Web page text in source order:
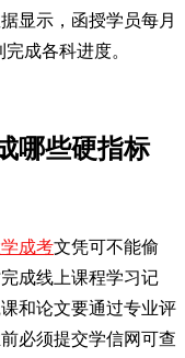
显示，函授学员每月
成各科进度。
哪些硬指标
成考文凭可不能偷
成线上课程学习记
和论文要通过专业评
必须提交学信网可查